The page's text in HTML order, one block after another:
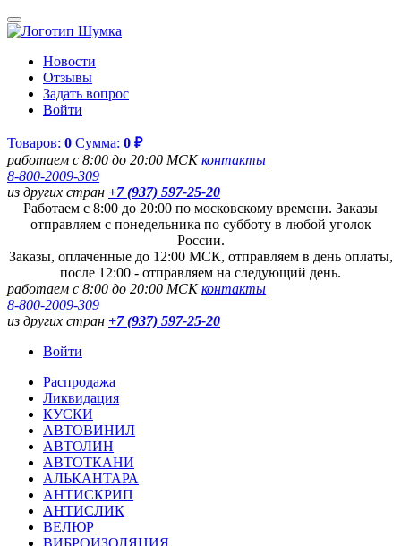
Новости
Отзывы
Задать вопрос
Войти
Товаров: 0 Сумма: 0 ₽
работаем с 8:00 до 20:00 МСКконтакты
8-800-2009-309
из других стран +7 (937) 597-25-20
Работаем с 8:00 до 20:00 по московскому времени. Заказы
отправляем с понедельника по субботу в любой уголок
России.
Заказы, оплаченные до 12:00 МСК, отправляем в день оплаты,
после 12:00 - отправляем на следующий день.
работаем с 8:00 до 20:00 МСКконтакты
8-800-2009-309
из других стран +7 (937) 597-25-20
Войти
Распродажа
Ликвидация
КУСКИ
АВТОВИНИЛ
АВТОЛИН
АВТОТКАНИ
АЛЬКАНТАРА
АНТИСКРИП
АНТИСЛИК
ВЕЛЮР
ВИБРОИЗОЛЯЦИЯ